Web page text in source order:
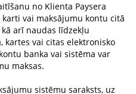
no Klienta Paysera
vai maksājumu kontu citā
arī naudas līdzekļu
kartes vai citas elektronisko
banka vai sistēma var
maksas.
sistēmu saraksts, uz